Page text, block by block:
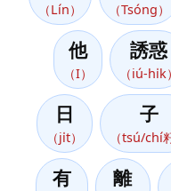
（Lín） （Tsóng）
他
（I）
誘惑
（iú-hi̍k）
日
（ji̍t）
子
（tsú/chí
有 離